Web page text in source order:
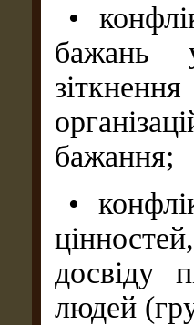
•
бажань
бажання;
•
досвіду
людей